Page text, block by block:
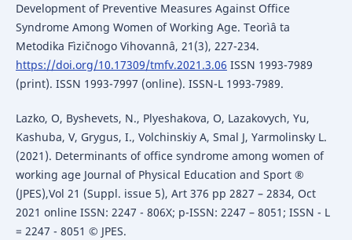
Development of Preventive Measures Against Office
Syndrome Among Women of Working Age. Teorìâ ta
Metodika Fìzičnogo Vihovannâ, 21(3), 227-234.
https://doi.org/10.17309/tmfv.2021.3.06 ISSN 1993-7989
(print). ISSN 1993-7997 (online). ISSN-L 1993-7989.
Lazko, O, Byshevets, N., Plyeshakova, O, Lazakovych, Yu,
Kashuba, V, Grygus, I., Volchinskiy A, Smal J, Yarmolinsky L.
(2021). Determinants of office syndrome among women of
working age Journal of Physical Education and Sport ®
(JPES),Vol 21 (Suppl. issue 5), Art 376 pp 2827 – 2834, Oct
2021 online ISSN: 2247 - 806X; p-ISSN: 2247 – 8051; ISSN - L
= 2247 - 8051 © JPES.